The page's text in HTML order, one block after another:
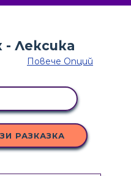
Повече Опций
РАЗКАЗКА